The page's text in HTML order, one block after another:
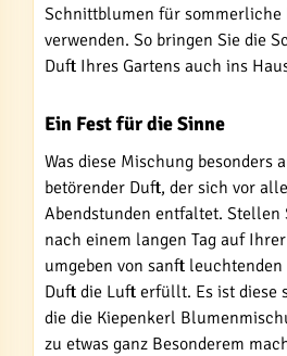
Schnittblumen für
verwenden. So bringen Sie die
Duft Ihres Gartens auch ins
Ein Fest für die Sinne
Was diese Mischung besonders
betörender Duft, der sich vor
Abendstunden entfaltet. Stellen
nach einem langen Tag auf
umgeben von sanft
Duft die Luft erfüllt. Es ist diese
die die Kiepenkerl
zu etwas ganz Besonderem